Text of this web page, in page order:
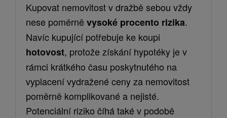
Kupovat nemovitost v dražbě sebou vždy
nese poměrněvysoké procento rizika.
Navíc kupující potřebuje ke koupi
hotovost, protože získání hypotéky je v
rámci krátkého času poskytnutého na
vyplacení vydraženécenyza nemovitost
poměrně komplikovanéa nejisté.
Potenciální riziko číhá také v podobě